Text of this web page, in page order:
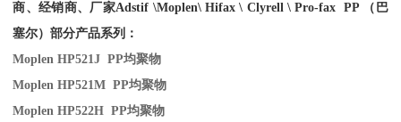
商、经销商、厂家Adstif \Moplen\ Hifax \ Clyrell \ Pro-fax PP （巴
塞尔）部分产品系列：
Moplen HP521J PP均聚物
Moplen HP521M PP均聚物
Moplen HP522H PP均聚物